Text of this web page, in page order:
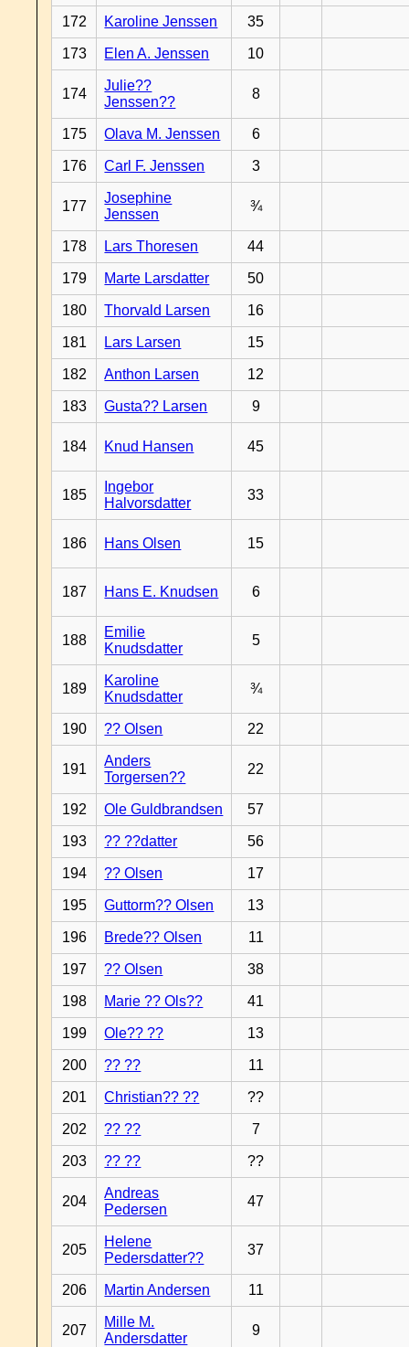
172 Karoline Jenssen 35
173 Elen A. Jenssen 10
174
Julie??
Jenssen??
8
175 Olava M. Jenssen 6
176 Carl F. Jenssen 3
177
Josephine
Jenssen
¾
178 Lars Thoresen 44
179 Marte Larsdatter 50
180 Thorvald Larsen 16
181 Lars Larsen 15
182 Anthon Larsen 12
183 Gusta?? Larsen 9
184 Knud Hansen 45
185
Ingebor
Halvorsdatter
33
186 Hans Olsen 15
187 Hans E. Knudsen 6
188
Emilie
Knudsdatter
5
189
Karoline
Knudsdatter
¾
190 ?? Olsen 22
191
Anders
Torgersen??
22
192 Ole Guldbrandsen 57
193 ?? ??datter 56
194 ?? Olsen 17
195 Guttorm?? Olsen 13
196 Brede?? Olsen 11
197 ?? Olsen 38
198 Marie ?? Ols?? 41
199 Ole?? ?? 13
200 ?? ?? 11
201 Christian?? ?? ??
202 ?? ?? 7
203 ?? ?? ??
204
Andreas
Pedersen
47
205
Helene
Pedersdatter??
37
206 Martin Andersen 11
207
Mille M.
Andersdatter
9